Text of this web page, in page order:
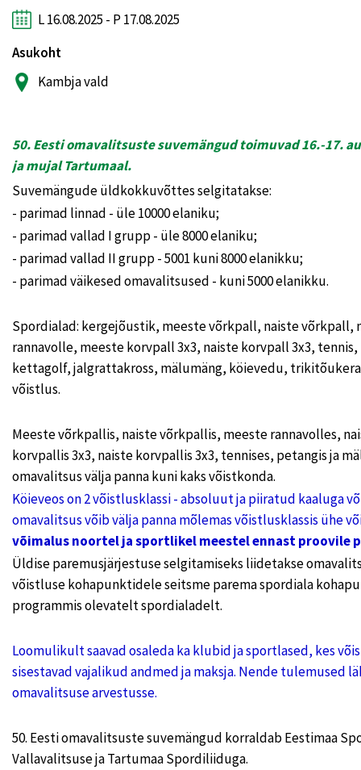
L 16.08.2025 - P 17.08.2025
Asukoht
Kambja vald
50. Eesti omavalitsuste suvemängud toimuvad 16.-17.
ja mujal Tartumaal.
Suvemängude üldkokkuvõttes selgitatakse:
- parimad linnad - üle 10000 elaniku;
- parimad vallad I grupp - üle 8000 elaniku;
- parimad vallad II grupp - 5001 kuni 8000 elanikku;
- parimad väikesed omavalitsused - kuni 5000 elanikku.
Spordialad: kergejõustik, meeste võrkpall, naiste võrkpall,
rannavolle, meeste korvpall 3x3, naiste korvpall 3x3,
kettagolf, jalgrattakross, mälumäng, köievedu,
võistlus.
Meeste võrkpallis, naiste võrkpallis, meeste rannavolles,
korvpallis 3x3, naiste korvpallis 3x3, tennises, petangis ja
omavalitsus välja panna kuni kaks võistkonda.
Köieveos on 2 võistlusklassi - absoluut ja piiratud kaaluga
omavalitsus võib välja panna mõlemas võistlusklassis ühe
võimalus noortel ja sportlikel meestel ennast proovile
Üldise paremusjärjestuse selgitamiseks liidetakse
võistluse kohapunktidele seitsme parema spordiala
programmis olevatelt spordialadelt.
Loomulikult saavad osaleda ka klubid ja sportlased, kes
sisestavad vajalikud andmed ja maksja. Nende tulemused
omavalitsuse arvestusse.
50. Eesti omavalitsuste suvemängud korraldab Eestimaa
Vallavalitsuse ja Tartumaa Spordiliiduga.